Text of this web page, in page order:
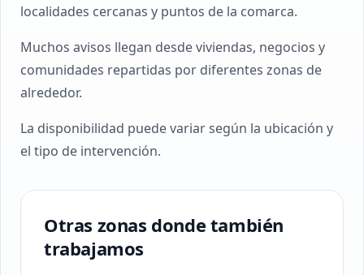
localidades cercanas y puntos de la comarca.
Muchos avisos llegan desde viviendas, negocios y
comunidades repartidas por diferentes zonas de
alrededor.
La disponibilidad puede variar según la ubicación y
el tipo de intervención.
Otras zonas donde también
trabajamos